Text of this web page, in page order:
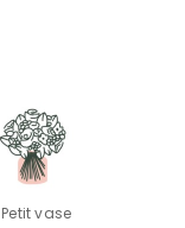
Petit vase